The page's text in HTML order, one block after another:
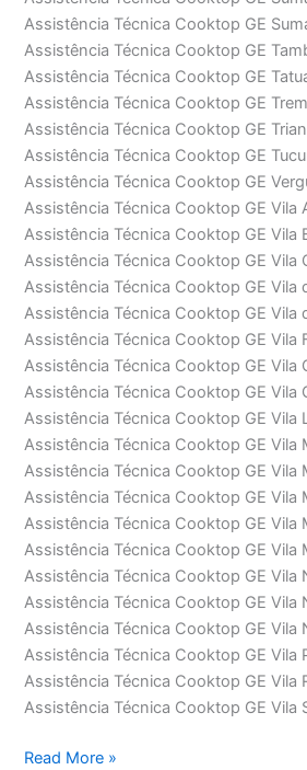
Assistência Técnica Cooktop GE
Assistência Técnica Cooktop GE
Assistência Técnica Cooktop GE
Assistência Técnica Cooktop GE
Assistência Técnica Cooktop GE
Assistência Técnica Cooktop GE
Assistência Técnica Cooktop GE
Assistência Técnica Cooktop GE Vila
Assistência Técnica Cooktop GE Vila
Assistência Técnica Cooktop GE Vila
Assistência Técnica Cooktop GE Vila
Assistência Técnica Cooktop GE Vila
Assistência Técnica Cooktop GE Vila
Assistência Técnica Cooktop GE Vila
Assistência Técnica Cooktop GE Vila
Assistência Técnica Cooktop GE Vila
Assistência Técnica Cooktop GE Vila
Assistência Técnica Cooktop GE Vila
Assistência Técnica Cooktop GE Vila
Assistência Técnica Cooktop GE Vila
Assistência Técnica Cooktop GE Vila
Assistência Técnica Cooktop GE Vila
Assistência Técnica Cooktop GE Vila
Assistência Técnica Cooktop GE Vila
Assistência Técnica Cooktop GE Vila
Assistência Técnica Cooktop GE Vila
Assistência Técnica Cooktop GE Vila
Assistência
Read More »